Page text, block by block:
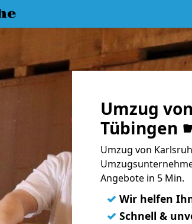
Umzug
Tübingen
Umzug von
Angebote in 5 Min.
✓ Wir helfen
✓ Schnell &